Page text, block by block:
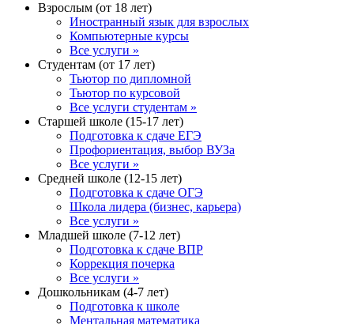
Взрослым (от 18 лет)
Иностранный язык для взрослых
Компьютерные курсы
Все услуги »
Студентам (от 17 лет)
Тьютор по дипломной
Тьютор по курсовой
Все услуги студентам »
Старшей школе (15-17 лет)
Подготовка к сдаче ЕГЭ
Профориентация, выбор ВУЗа
Все услуги »
Средней школе (12-15 лет)
Подготовка к сдаче ОГЭ
Школа лидера (бизнес, карьера)
Все услуги »
Младшей школе (7-12 лет)
Подготовка к сдаче ВПР
Коррекция почерка
Все услуги »
Дошкольникам (4-7 лет)
Подготовка к школе
Ментальная математика